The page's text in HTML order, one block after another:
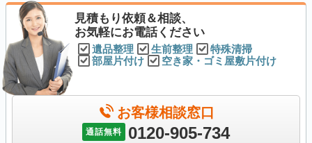
見積もり依頼＆相談、
お気軽にお電話ください
遺品整理 生前整理
特殊清掃
部屋片付け
空き家・ゴミ屋敷片付け
お客様相談窓口
通話無料 0120-905-734